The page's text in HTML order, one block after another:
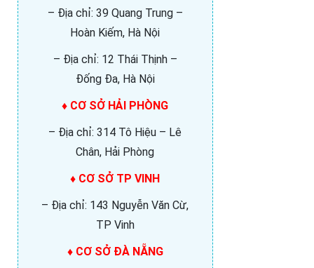
– Địa chỉ: 39 Quang Trung –
Hoàn Kiếm, Hà Nội
– Địa chỉ: 12 Thái Thịnh –
Đống Đa, Hà Nội
♦ CƠ SỞ HẢI PHÒNG
– Địa chỉ: 314 Tô Hiệu – Lê
Chân, Hải Phòng
♦ CƠ SỞ TP VINH
– Địa chỉ: 143 Nguyễn Văn Cừ,
TP Vinh
♦ CƠ SỞ ĐÀ NẴNG